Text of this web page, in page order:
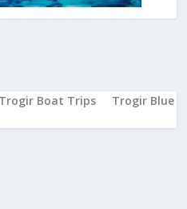
Trogir Boat Trips
Trogir Blue